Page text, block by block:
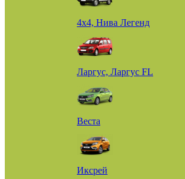
4х4, Нива Легенд
Ларгус, Ларгус FL
Веста
Иксрей